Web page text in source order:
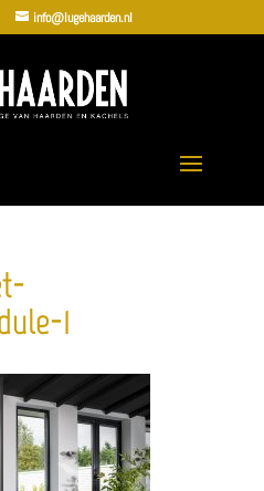
info@lugehaarden.nl
1